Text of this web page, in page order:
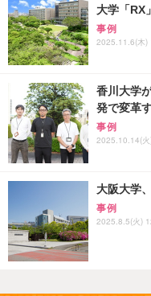
大学「RX
事例
2025.11.6(木)
香川大学
発で変革
事例
2025.10.14(
大阪大学
事例
2025.8.5(火)